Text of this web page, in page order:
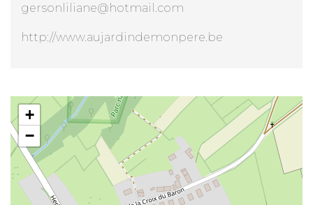
gersonliliane@hotmail.com
http://www.aujardindemonpere.be
Au jardin de mon Père
+
−